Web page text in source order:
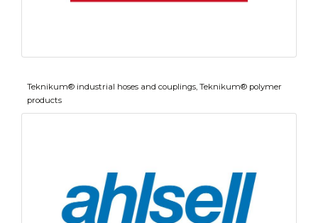
Teknikum® industrial hoses and couplings, Teknikum® polymer
products